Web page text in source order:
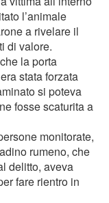
l’animale
a rivelare il
di valore.
la porta
stata forzata
si poteva
fosse scaturita a
monitorate,
rumeno, che
delitto, aveva
fare rientro in